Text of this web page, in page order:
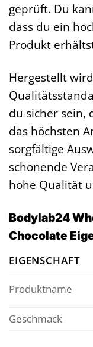
geprüft. Du
dass du ein
Produkt
Hergestellt
du sicher sein,
das höchsten
sorgfältige
schonende
hohe Qualität
Bodylab24
Chocolate
EIGENSCHAFT
Produktname
Geschmack